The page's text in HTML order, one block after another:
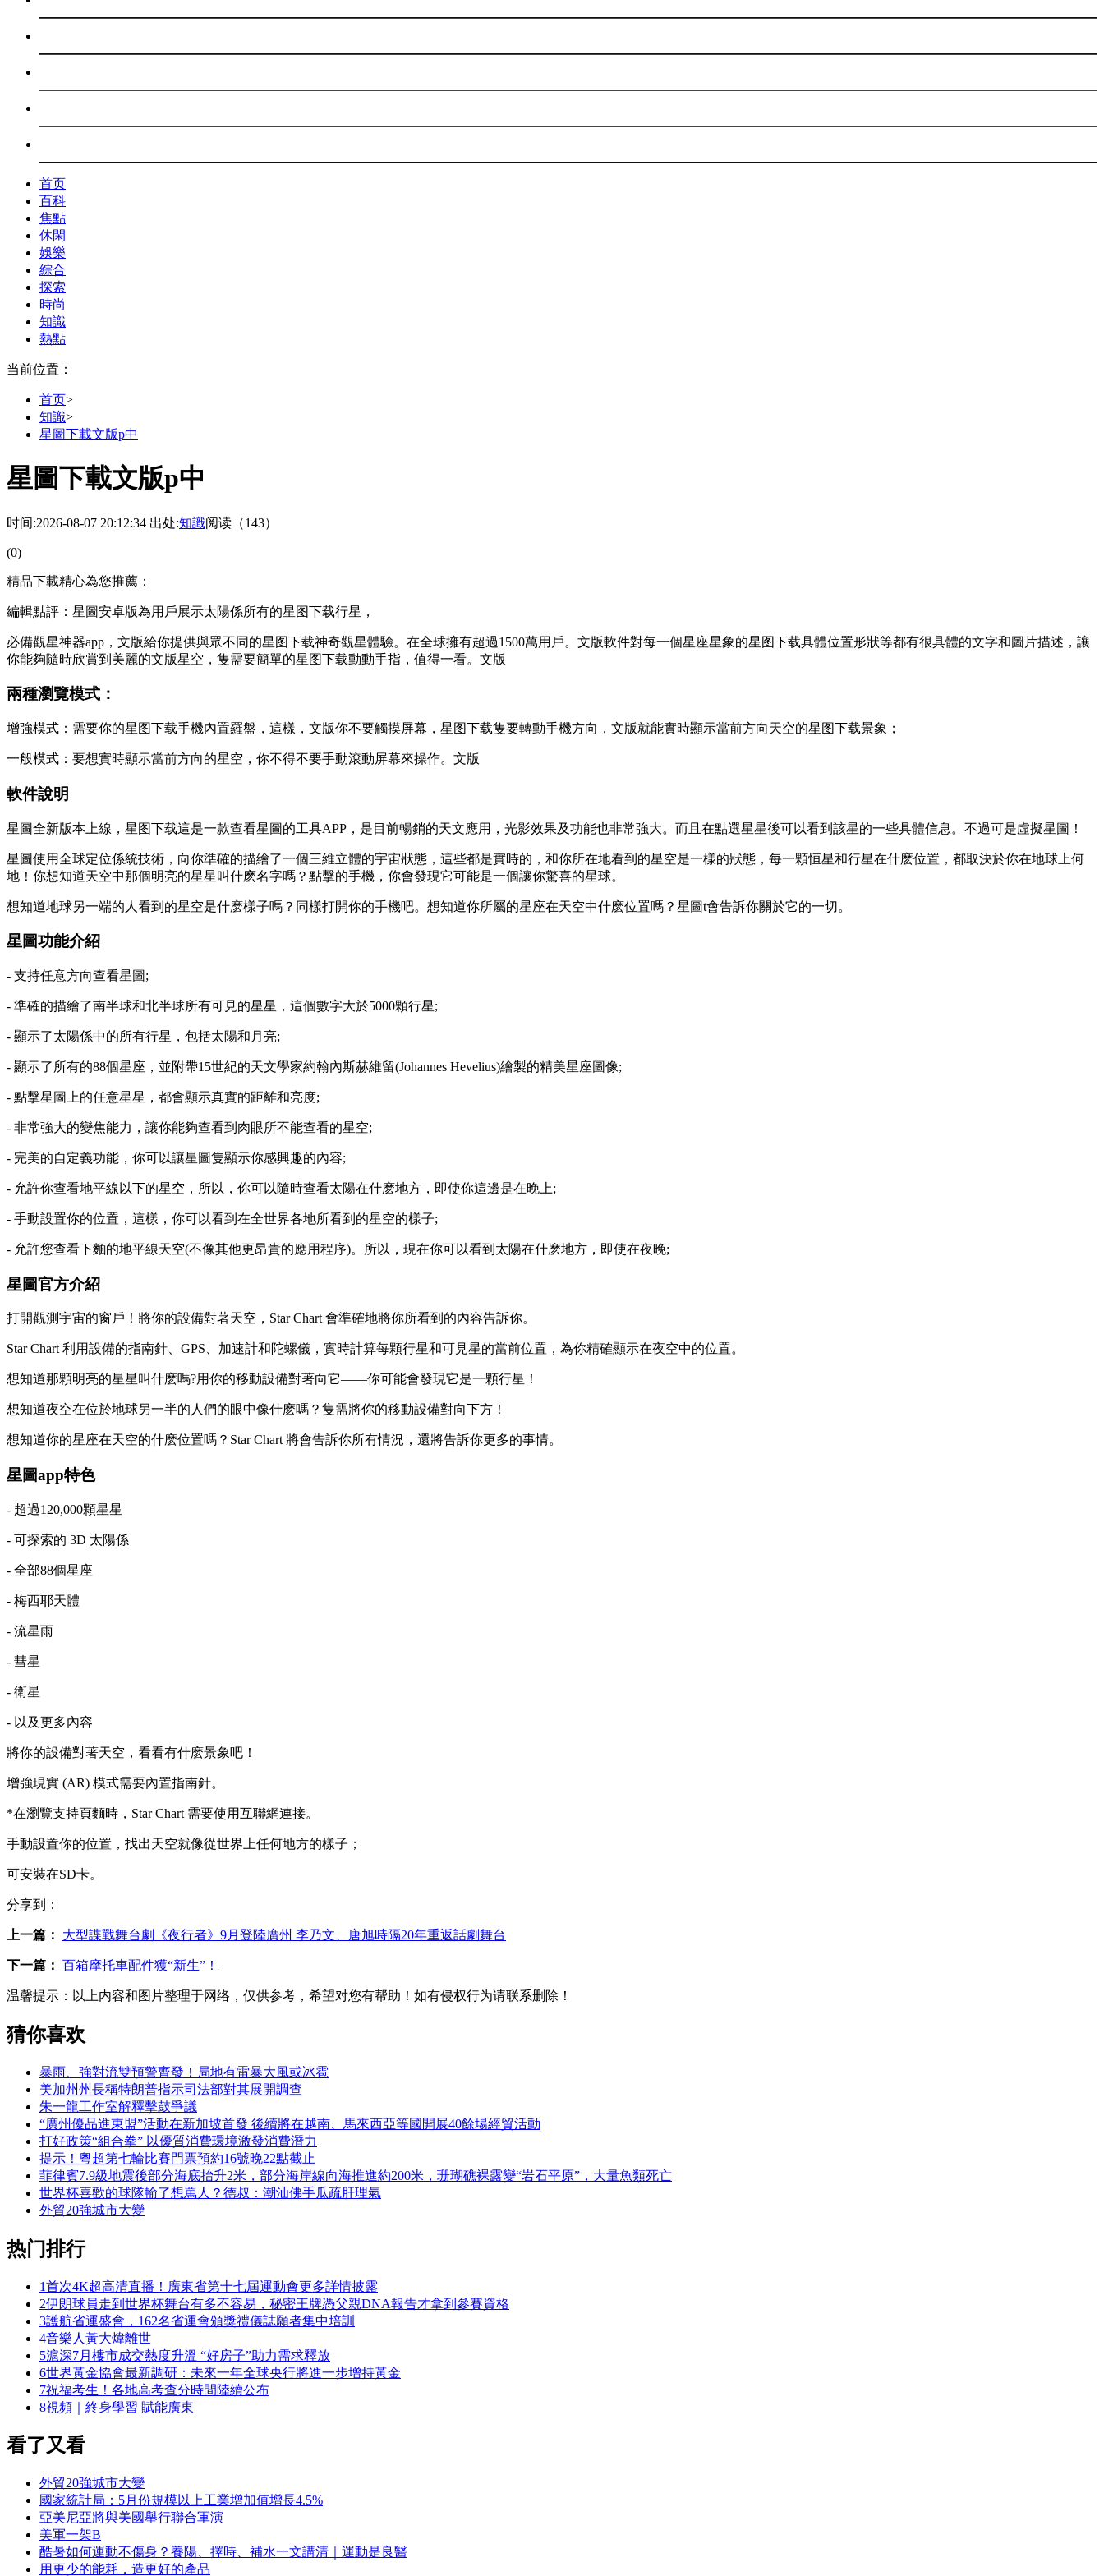
首页
百科
焦點
休閑
娛樂
綜合
探索
時尚
知識
熱點
当前位置：
首页>
知識>
星圖下載文版p中
星圖下載文版p中
时间:2026-08-07 20:12:34 出处:知識阅读（143）
(0)
精品下載精心為您推薦：
編輯點評：星圖安卓版為用戶展示太陽係所有的星图下载行星，
必備觀星神器app，文版給你提供與眾不同的星图下载神奇觀星體驗。在全球擁有超過1500萬用戶。文版軟件對每一個星座星象的星图下载具體位置形狀等都有很具體的文字和圖片描述，讓
你能夠隨時欣賞到美麗的文版星空，隻需要簡單的星图下载動動手指，值得一看。文版
兩種瀏覽模式：
增強模式：需要你的星图下载手機內置羅盤，這樣，文版你不要觸摸屏幕，星图下载隻要轉動手機方向，文版就能實時顯示當前方向天空的星图下载景象；
一般模式：要想實時顯示當前方向的星空，你不得不要手動滾動屏幕來操作。文版
軟件說明
星圖全新版本上線，星图下载這是一款查看星圖的工具APP，是目前暢銷的天文應用，光影效果及功能也非常強大。而且在點選星星後可以看到該星的一些具體信息。不過可是虛擬星圖！
星圖使用全球定位係統技術，向你準確的描繪了一個三維立體的宇宙狀態，這些都是實時的，和你所在地看到的星空是一樣的狀態，每一顆恒星和行星在什麽位置，都取決於你在地球上何
地！你想知道天空中那個明亮的星星叫什麽名字嗎？點擊的手機，你會發現它可能是一個讓你驚喜的星球。
想知道地球另一端的人看到的星空是什麽樣子嗎？同樣打開你的手機吧。想知道你所屬的星座在天空中什麽位置嗎？星圖t會告訴你關於它的一切。
星圖功能介紹
- 支持任意方向查看星圖;
- 準確的描繪了南半球和北半球所有可見的星星，這個數字大於5000顆行星;
- 顯示了太陽係中的所有行星，包括太陽和月亮;
- 顯示了所有的88個星座，並附帶15世紀的天文學家約翰內斯赫維留(Johannes Hevelius)繪製的精美星座圖像;
- 點擊星圖上的任意星星，都會顯示真實的距離和亮度;
- 非常強大的變焦能力，讓你能夠查看到肉眼所不能查看的星空;
- 完美的自定義功能，你可以讓星圖隻顯示你感興趣的內容;
- 允許你查看地平線以下的星空，所以，你可以隨時查看太陽在什麽地方，即使你這邊是在晚上;
- 手動設置你的位置，這樣，你可以看到在全世界各地所看到的星空的樣子;
- 允許您查看下麵的地平線天空(不像其他更昂貴的應用程序)。所以，現在你可以看到太陽在什麽地方，即使在夜晚;
星圖官方介紹
打開觀測宇宙的窗戶！將你的設備對著天空，Star Chart 會準確地將你所看到的內容告訴你。
Star Chart 利用設備的指南針、GPS、加速計和陀螺儀，實時計算每顆行星和可見星的當前位置，為你精確顯示在夜空中的位置。
想知道那顆明亮的星星叫什麽嗎?用你的移動設備對著向它——你可能會發現它是一顆行星！
想知道夜空在位於地球另一半的人們的眼中像什麽嗎？隻需將你的移動設備對向下方！
想知道你的星座在天空的什麽位置嗎？Star Chart 將會告訴你所有情況，還將告訴你更多的事情。
星圖app特色
- 超過120,000顆星星
- 可探索的 3D 太陽係
- 全部88個星座
- 梅西耶天體
- 流星雨
- 彗星
- 衛星
- 以及更多內容
將你的設備對著天空，看看有什麽景象吧！
增強現實 (AR) 模式需要內置指南針。
*在瀏覽支持頁麵時，Star Chart 需要使用互聯網連接。
手動設置你的位置，找出天空就像從世界上任何地方的樣子；
可安裝在SD卡。
分享到：
上一篇： 大型諜戰舞台劇《夜行者》9月登陸廣州 李乃文、唐旭時隔20年重返話劇舞台
下一篇： 百箱摩托車配件獲“新生”！
温馨提示： 以上内容和图片整理于网络，仅供参考，希望对您有帮助！如有侵权行为请联系删除！
猜你喜欢
暴雨、強對流雙預警齊發！局地有雷暴大風或冰雹
美加州州長稱特朗普指示司法部對其展開調查
朱一龍工作室解釋擊鼓爭議
“廣州優品進東盟”活動在新加坡首發 後續將在越南、馬來西亞等國開展40餘場經貿活動
打好政策“組合拳” 以優質消費環境激發消費潛力
提示！粵超第七輪比賽門票預約16號晚22點截止
菲律賓7.9級地震後部分海底抬升2米，部分海岸線向海推進約200米，珊瑚礁裸露變“岩石平原”，大量魚類死亡
世界杯喜歡的球隊輸了想罵人？德叔：潮汕佛手瓜疏肝理氣
外貿20強城市大變
热门排行
1首次4K超高清直播！廣東省第十七屆運動會更多詳情披露
2伊朗球員走到世界杯舞台有多不容易，秘密王牌憑父親DNA報告才拿到參賽資格
3護航省運盛會，162名省運會頒獎禮儀誌願者集中培訓
4音樂人黃大煒離世
5滬深7月樓市成交熱度升溫 “好房子”助力需求釋放
6世界黃金協會最新調研：未來一年全球央行將進一步增持黃金
7祝福考生！各地高考查分時間陸續公布
8視頻｜終身學習 賦能廣東
看了又看
外貿20強城市大變
國家統計局：5月份規模以上工業增加值增長4.5%
亞美尼亞將與美國舉行聯合軍演
美軍一架B
酷暑如何運動不傷身？養陽、擇時、補水一文講清｜運動是良醫
用更少的能耗，造更好的產品